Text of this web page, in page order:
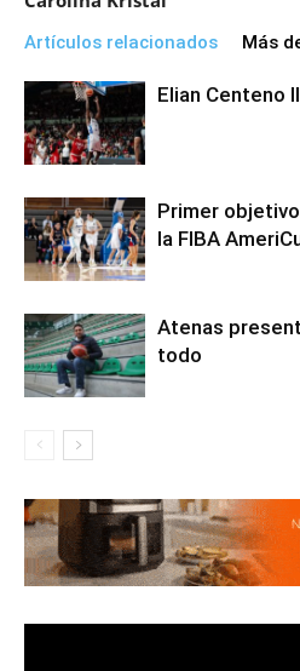
Artículos relacionados Más
Elian Centeno
Primer
la FIBA
Atenas
todo